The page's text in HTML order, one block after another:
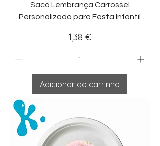
Saco Lembrança Carrossel
Personalizado para Festa Infantil
Preço
1,38 €
Adicionar ao carrinho